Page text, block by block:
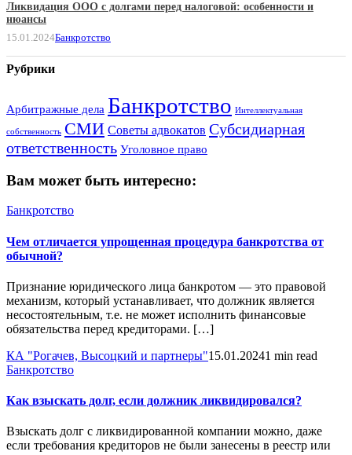
Ликвидация ООО с долгами перед налоговой: особенности и
нюансы
15.01.2024Банкротство
Рубрики
Арбитражные дела Банкротство Интеллектуальная
собственность СМИ Советы адвокатов Субсидиарная
ответственность Уголовное право
Вам может быть интересно:
Банкротство
Чем отличается упрощенная процедура банкротства от
обычной?
Признание юридического лица банкротом — это правовой
механизм, который устанавливает, что должник является
несостоятельным, т.е. не может исполнить финансовые
обязательства перед кредиторами. […]
КА "Рогачев, Высоцкий и партнеры"15.01.20241 min read
Банкротство
Как взыскать долг, если должник ликвидировался?
Взыскать долг с ликвидированной компании можно, даже
если требования кредиторов не были занесены в реестр или